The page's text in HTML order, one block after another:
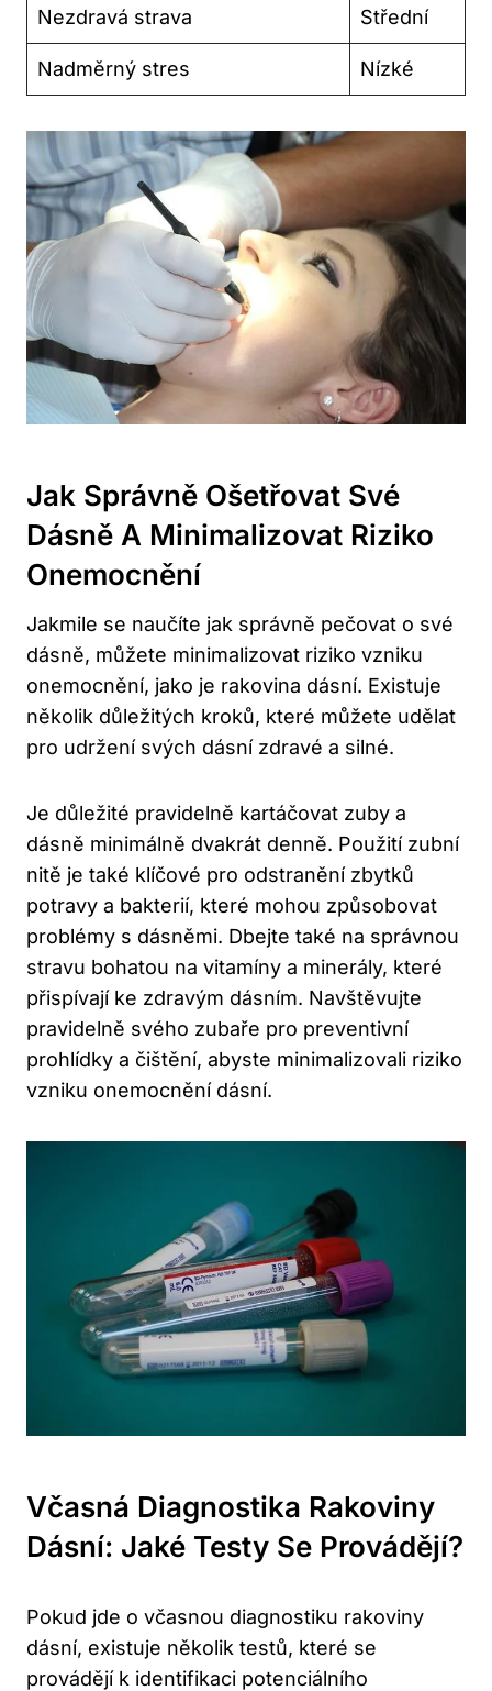
Nezdravá strava Střední
Nadměrný stres Nízké
Jak Správně Ošetřovat Své
Dásně A Minimalizovat Riziko
Onemocnění
Jakmile se naučíte jak správně pečovat o své
dásně, můžete minimalizovat riziko vzniku
onemocnění, jako je rakovina dásní. Existuje
několik důležitých kroků, které můžete udělat
pro udržení svých dásní zdravé a silné.
Je důležité pravidelně kartáčovat zuby a
dásně minimálně dvakrát denně. Použití zubní
nitě je také klíčové pro odstranění zbytků
potravy a bakterií, které mohou způsobovat
problémy s dásněmi. Dbejte také na správnou
stravu bohatou na vitamíny a minerály, které
přispívají ke zdravým dásním. Navštěvujte
pravidelně svého zubaře pro preventivní
prohlídky a čištění, abyste minimalizovali riziko
vzniku onemocnění dásní.
Včasná Diagnostika Rakoviny
Dásní: Jaké Testy Se Provádějí?
Pokud jde o včasnou diagnostiku rakoviny
dásní, existuje několik testů, které se
provádějí k identifikaci potenciálního